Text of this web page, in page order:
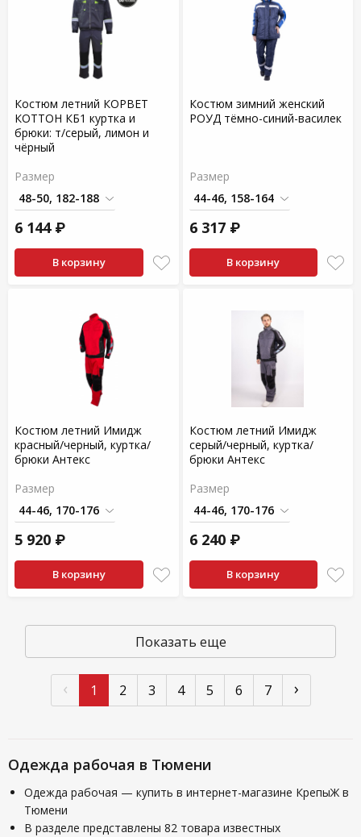
Костюм летний КОРВЕТ
КОТТОН КБ1 куртка и
брюки: т/серый, лимон и
чёрный
Размер
6 144 ₽
В корзину
Костюм зимний женский
РОУД тёмно-синий-василек
Размер
6 317 ₽
В корзину
Костюм летний Имидж
красный/черный, куртка/
брюки Антекс
Размер
5 920 ₽
В корзину
Костюм летний Имидж
серый/черный, куртка/
брюки Антекс
Размер
6 240 ₽
В корзину
Показать еще
‹ 1 2 3 4 5 6 7 ›
Одежда рабочая в Тюмени
Одежда рабочая — купить в интернет-магазине КрепыЖ в
Тюмени
В разделе представлены 82 товара известных